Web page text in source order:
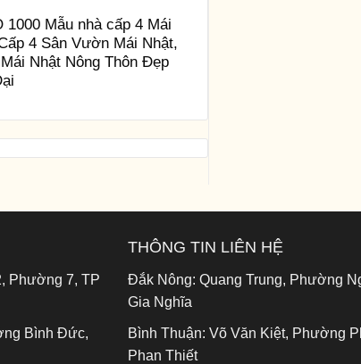
1000 Mẫu nhà cấp 4 Mái
4 Sân Vườn Mái Nhật,
Nhật Nông Thôn Đẹp
Phường 7, TP
Bình Đức,
THÔNG TIN LIÊN HỆ
Đắk Nông: Quang Trung, Phường
Gia Nghĩa
Bình Thuận: Võ Văn Kiệt, Phường
Phan Thiết